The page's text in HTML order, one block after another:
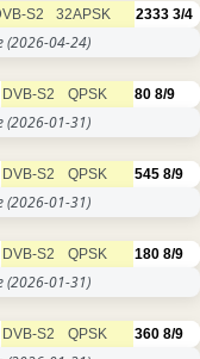
S2 32APSK 2333 3/4
(2026-04-24)
DVB-S2 QPSK 80 8/9
(2026-01-31)
DVB-S2 QPSK 545 8/9
(2026-01-31)
DVB-S2 QPSK 180 8/9
(2026-01-31)
DVB-S2 QPSK 360 8/9